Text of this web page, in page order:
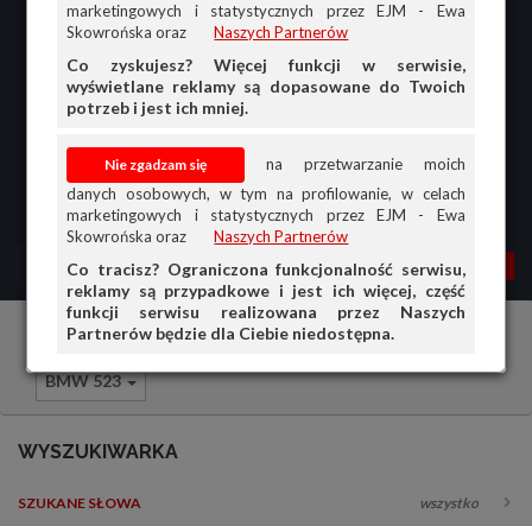
marketingowych i statystycznych przez EJM - Ewa
Skowrońska oraz
Naszych Partnerów
Co zyskujesz? Więcej funkcji w serwisie,
wyświetlane reklamy są dopasowane do Twoich
potrzeb i jest ich mniej.
na przetwarzanie moich
danych osobowych, w tym na profilowanie, w celach
marketingowych i statystycznych przez EJM - Ewa
Skowrońska oraz
Naszych Partnerów
Co tracisz? Ograniczona funkcjonalność serwisu,
reklamy są przypadkowe i jest ich więcej, część
funkcji serwisu realizowana przez Naszych
Partnerów będzie dla Ciebie niedostępna.
MENU MOJA AG
PRZEGLĄD
Samochody osobowe BMW
BMW 523
WYSZUKIWARKA
SZUKANE SŁOWA wszystko